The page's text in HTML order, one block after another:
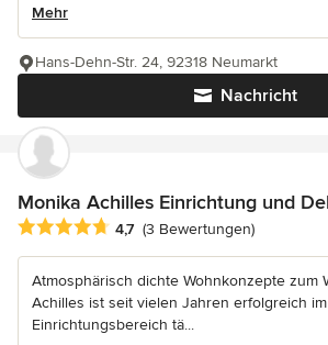
Mehr
Nachricht
Hans-Dehn-Str. 24, 92318 Neumarkt
Monika Achilles Einrichtung und
Durchschnittliche Bewertung: 4.7 von 5
4,7 (3 Bewertungen)
Atmosphärisch dichte Wohnkonzepte zum
Achilles ist seit vielen Jahren erfolgreich
Einrichtungsbereich tä...